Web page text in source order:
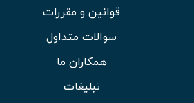
قوانین و مقررات
سوالات متداول
همکاران ما
تبلیغات